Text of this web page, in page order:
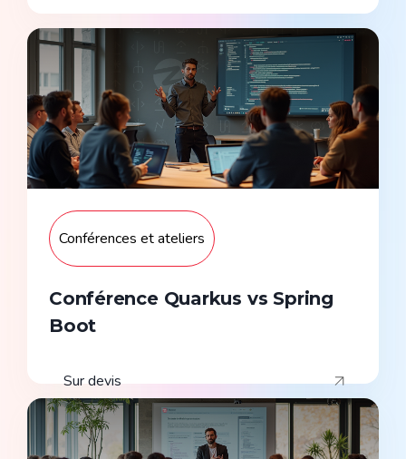
Conférences et ateliers
Conférence Quarkus vs Spring
Boot
Sur devis